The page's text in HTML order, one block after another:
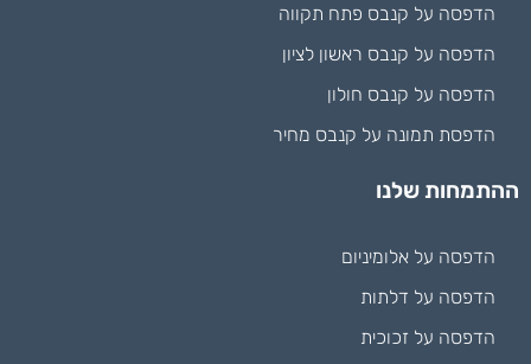
הדפסה על קנבס פתח תקווה
הדפסה על קנבס ראשון לציון
הדפסה על קנבס חולון
הדפסת תמונה על קנבס מחיר
ההתמחות שלנו
הדפסה על אלומיניום
הדפסה על דלתות
הדפסה על זכוכית